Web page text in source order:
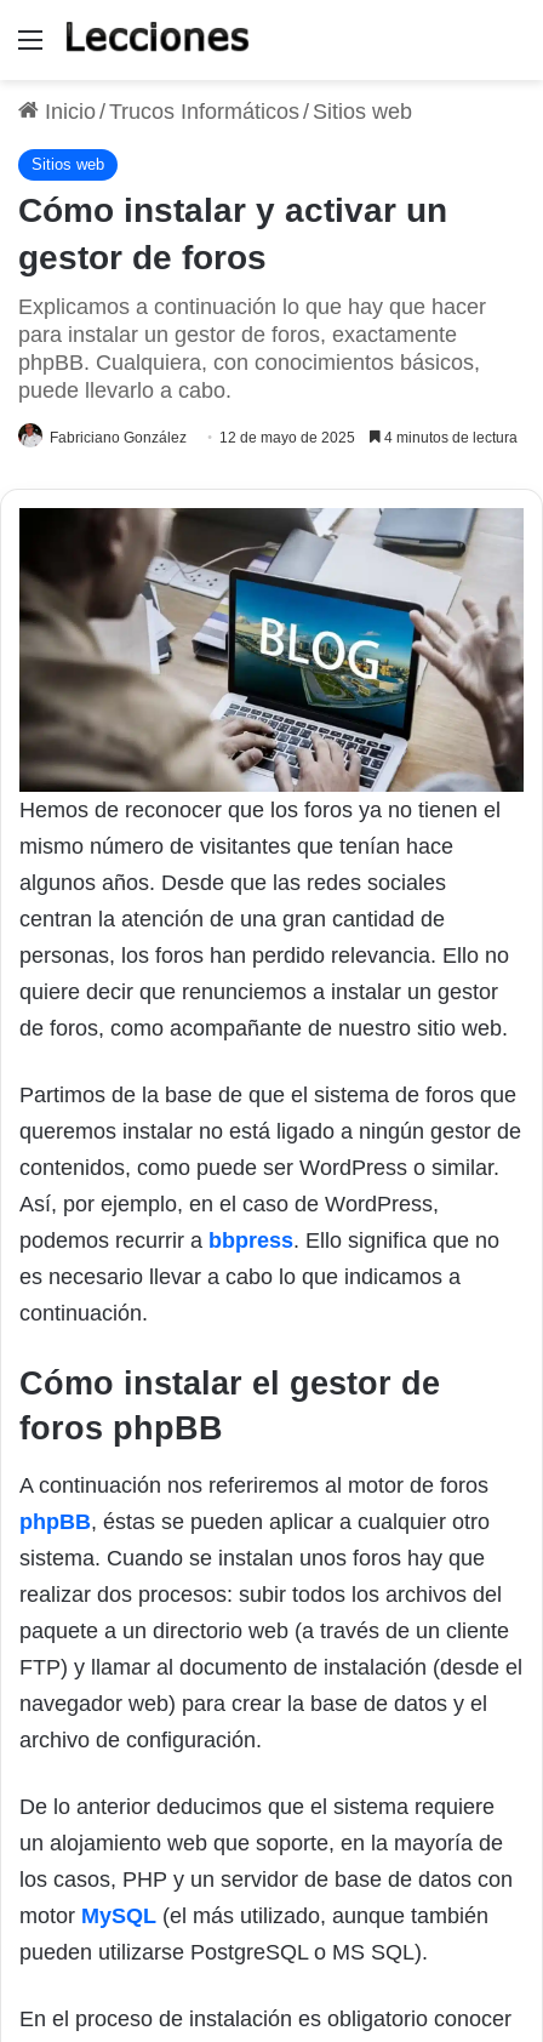
Menú
Inicio/Trucos Informáticos/ Sitios web
Sitios web
Cómo instalar y activar un
gestor de foros
Explicamos a continuación lo que hay que hacer
para instalar un gestor de foros, exactamente
phpBB. Cualquiera, con conocimientos básicos,
puede llevarlo a cabo.
Fabriciano González 12 de mayo de 2025 4 minutos de lectura
Hemos de reconocer que los foros ya no tienen el
mismo número de visitantes que tenían hace
algunos años. Desde que las redes sociales
centran la atención de una gran cantidad de
personas, los foros han perdido relevancia. Ello no
quiere decir que renunciemos a instalar un gestor
de foros, como acompañante de nuestro sitio web.
Partimos de la base de que el sistema de foros que
queremos instalar no está ligado a ningún gestor de
contenidos, como puede ser WordPress o similar.
Así, por ejemplo, en el caso de WordPress,
podemos recurrir a bbpress. Ello significa que no
es necesario llevar a cabo lo que indicamos a
continuación.
Cómo instalar el gestor de
foros phpBB
A continuación nos referiremos al motor de foros
phpBB, éstas se pueden aplicar a cualquier otro
sistema. Cuando se instalan unos foros hay que
realizar dos procesos: subir todos los archivos del
paquete a un directorio web (a través de un cliente
FTP) y llamar al documento de instalación (desde el
navegador web) para crear la base de datos y el
archivo de configuración.
De lo anterior deducimos que el sistema requiere
un alojamiento web que soporte, en la mayoría de
los casos, PHP y un servidor de base de datos con
motor MySQL (el más utilizado, aunque también
pueden utilizarse PostgreSQL o MS SQL).
En el proceso de instalación es obligatorio conocer